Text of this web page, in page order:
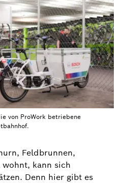
von ProWork betriebene
Feldbrunnen,
kann sich
Denn hier gibt es